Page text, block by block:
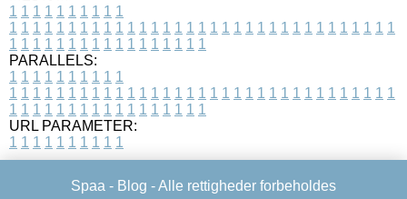
1 1 1 1 1 1 1 1 1 1
1 1 1 1 1 1 1 1 1 1 1 1 1 1 1 1 1 1 1 1 1 1 1 1 1 1 1 1 1 1 1 1 1
1 1 1 1 1 1 1 1 1 1 1 1 1 1 1 1 1
PARALLELS:
1 1 1 1 1 1 1 1 1 1
1 1 1 1 1 1 1 1 1 1 1 1 1 1 1 1 1 1 1 1 1 1 1 1 1 1 1 1 1 1 1 1 1
1 1 1 1 1 1 1 1 1 1 1 1 1 1 1 1 1
URL PARAMETER:
1 1 1 1 1 1 1 1 1 1
Spaa - Blog - Alle rettigheder forbeholdes